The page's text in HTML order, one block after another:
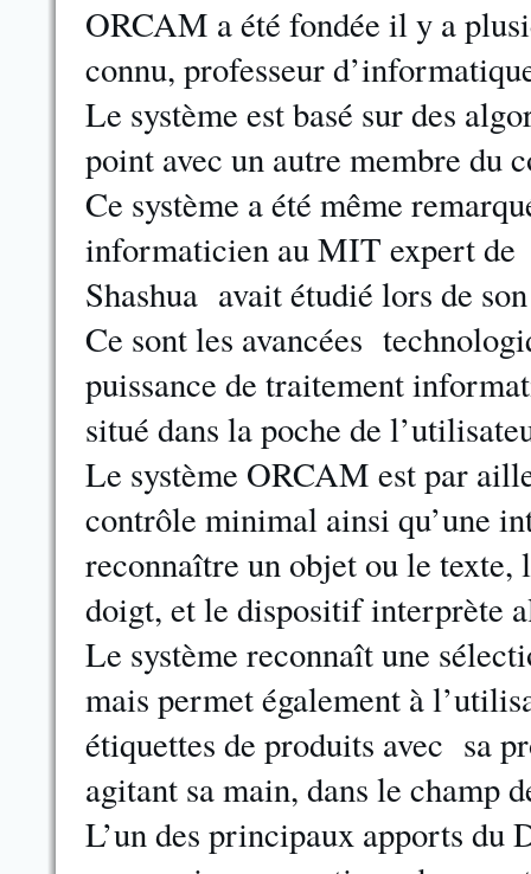
ORCAM a été fondée il y a
connu, professeur
Le système est basé sur des
point avec un autre membre du
Ce système a été même
informaticien au MIT expert
Shashua avait étudié lors de
Ce sont les avancées
puissance de traitement
situé dans la poche de
Le système ORCAM est par
contrôle minimal ainsi qu’une
reconnaître un objet ou le
doigt, et le dispositif interprète
Le système reconnaît une
mais permet également à
étiquettes de produits avec sa
agitant sa main, dans le champ
L’un des principaux apports du